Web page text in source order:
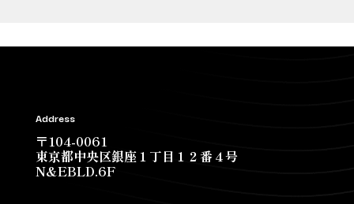
Address
〒104-0061
東京都中央区銀座１丁目１２番４号
N&EBLD.6F